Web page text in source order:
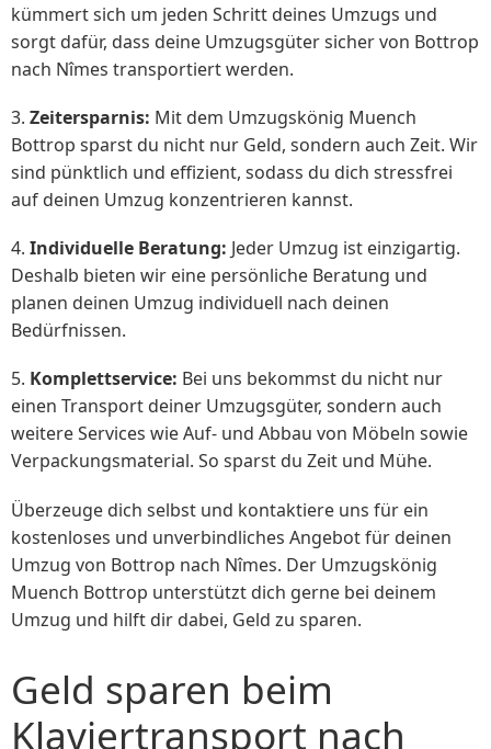
kümmert sich um jeden Schritt deines Umzugs und
sorgt dafür, dass deine Umzugsgüter sicher von Bottrop
nach Nîmes transportiert werden.
3. Zeitersparnis: Mit dem Umzugskönig Muench
Bottrop sparst du nicht nur Geld, sondern auch Zeit. Wir
sind pünktlich und effizient, sodass du dich stressfrei
auf deinen Umzug konzentrieren kannst.
4. Individuelle Beratung: Jeder Umzug ist einzigartig.
Deshalb bieten wir eine persönliche Beratung und
planen deinen Umzug individuell nach deinen
Bedürfnissen.
5. Komplettservice: Bei uns bekommst du nicht nur
einen Transport deiner Umzugsgüter, sondern auch
weitere Services wie Auf- und Abbau von Möbeln sowie
Verpackungsmaterial. So sparst du Zeit und Mühe.
Überzeuge dich selbst und kontaktiere uns für ein
kostenloses und unverbindliches Angebot für deinen
Umzug von Bottrop nach Nîmes. Der Umzugskönig
Muench Bottrop unterstützt dich gerne bei deinem
Umzug und hilft dir dabei, Geld zu sparen.
Geld sparen beim
Klaviertransport nach